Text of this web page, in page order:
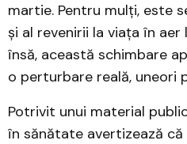
martie. Pentru mulți, este
și al revenirii la viața în aer
însă, această schimbare
o perturbare reală, uneori
Potrivit unui material
în sănătate avertizează